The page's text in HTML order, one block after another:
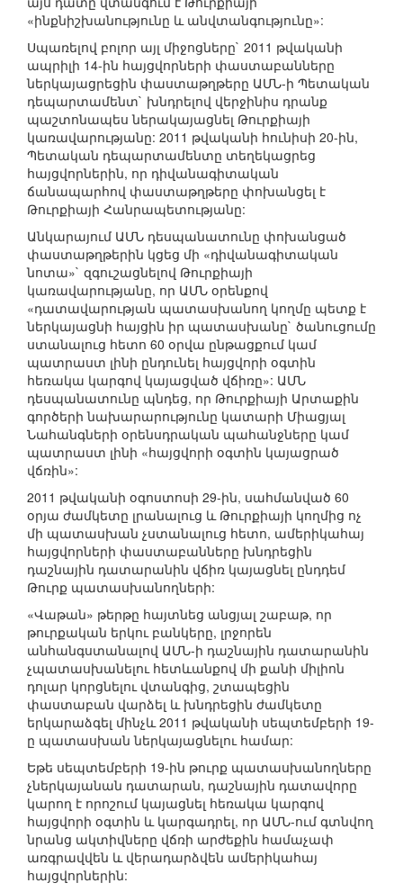
«ինքնիշխանությունը և անվտանգությունը»:
Սպառելով բոլոր այլ միջոցները` 2011 թվականի
ապրիլի 14-ին հայցվորների փաստաբանները
ներկայացրեցին փաստաթղթերը ԱՄՆ-ի Պետական
դեպարտամենտ` խնդրելով վերջինիս դրանք
պաշտոնապես ներակայացնել Թուրքիայի
կառավարությանը: 2011 թվականի հունիսի 20-ին,
Պետական դեպարտամենտը տեղեկացրեց
հայցվորներին, որ դիվանագիտական
ճանապարհով փաստաթղթերը փոխանցել է
Թուրքիայի Հանրապետությանը:
Անկարայում ԱՄՆ դեսպանատունը փոխանցած
փաստաթղթերին կցեց մի «դիվանագիտական
նոտա»` զգուշացնելով Թուրքիայի
կառավարությանը, որ ԱՄՆ օրենքով
«դատավարության պատասխանող կողմը պետք է
ներկայացնի հայցին իր պատասխանը` ծանուցումը
ստանալուց հետո 60 օրվա ընթացքում կամ
պատրաստ լինի ընդունել հայցվորի օգտին
հեռակա կարգով կայացված վճիռը»: ԱՄՆ
դեսպանատունը պնդեց, որ Թուրքիայի Արտաքին
գործերի նախարարությունը կատարի Միացյալ
Նահանգների օրենսդրական պահանջները կամ
պատրաստ լինի «հայցվորի օգտին կայացրած
վճռին»:
2011 թվականի օգոստոսի 29-ին, սահմանված 60
օրյա ժամկետը լրանալուց և Թուրքիայի կողմից ոչ
մի պատասխան չստանալուց հետո, ամերիկահայ
հայցվորների փաստաբանները խնդրեցին
դաշնային դատարանին վճիռ կայացնել ընդդեմ
Թուրք պատասխանողների:
«Վաթան» թերթը հայտնեց անցյալ շաբաթ, որ
թուրքական երկու բանկերը, լրջորեն
անհանգստանալով ԱՄՆ-ի դաշնային դատարանին
չպատասխանելու հետևանքով մի քանի միլիոն
դոլար կորցնելու վտանգից, շտապեցին
փաստաբան վարձել և խնդրեցին ժամկետը
երկարաձգել մինչև 2011 թվականի սեպտեմբերի 19-
ը պատասխան ներկայացնելու համար:
Եթե սեպտեմբերի 19-ին թուրք պատասխանողները
չներկայանան դատարան, դաշնային դատավորը
կարող է որոշում կայացնել հեռակա կարգով
հայցվորի օգտին և կարգադրել, որ ԱՄՆ-ում գտնվող
նրանց ակտիվները վճռի արժեքին համաչափ
առգրավվեն և վերադարձվեն ամերիկահայ
հայցվորներին: